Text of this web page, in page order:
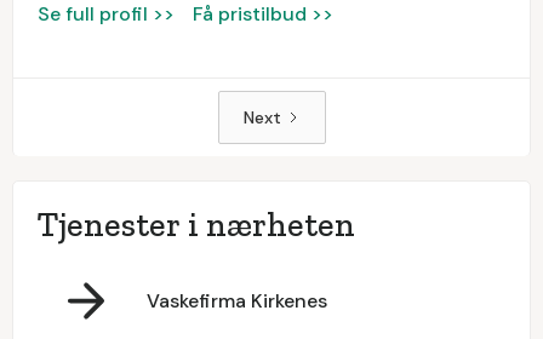
Se full profil >> Få pristilbud >>
Next
Tjenester i nærheten
Vaskefirma Kirkenes